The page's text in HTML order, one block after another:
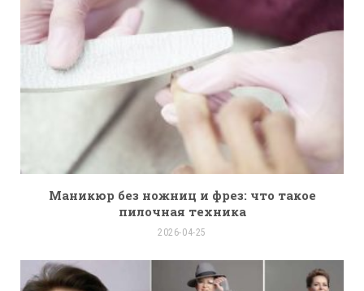
Маникюр без ножниц и фрез: что такое
пилочная техника
2026-04-25